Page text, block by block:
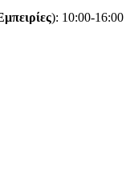
): 10:00-16:00